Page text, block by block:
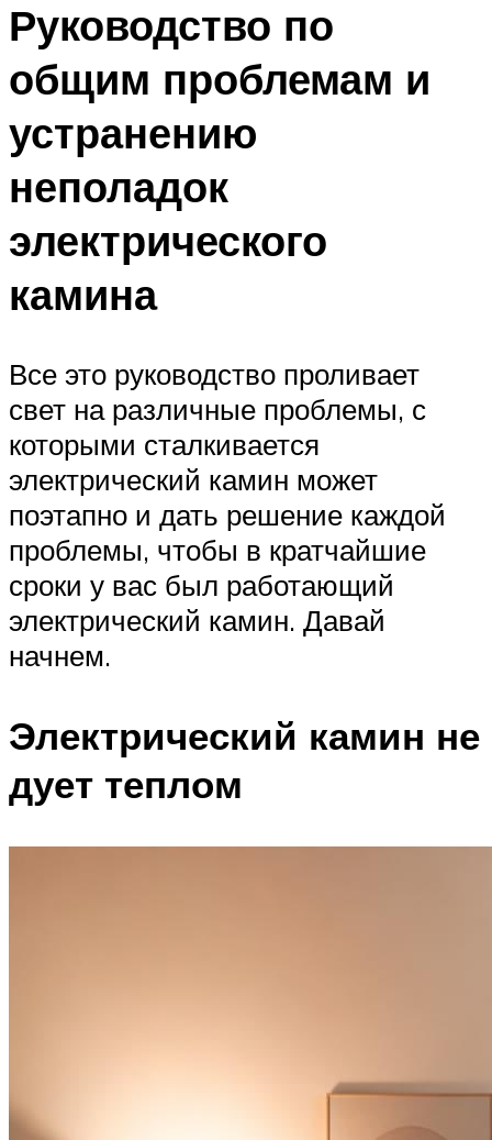
Руководство по
общим проблемам и
устранению
неполадок
электрического
камина
Все это руководство проливает
свет на различные проблемы, с
которыми сталкивается
электрический камин может
поэтапно и дать решение каждой
проблемы, чтобы в кратчайшие
сроки у вас был работающий
электрический камин. Давай
начнем.
Электрический камин не
дует теплом